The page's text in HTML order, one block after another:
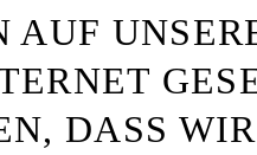
AUF
DASS